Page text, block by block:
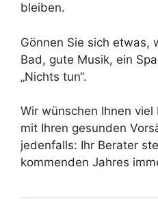
bleiben.
Gönnen Sie sich etwas,
Bad, gute Musik, ein
„Nichts tun“.
Wir wünschen Ihnen
mit Ihren gesunden
jedenfalls: Ihr Berater
kommenden Jahres